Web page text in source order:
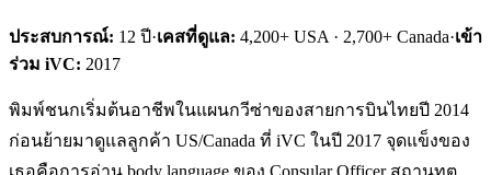
ประสบการณ์: 12 ปี·เคสที่ดูแล: 4,200+ USA · 2,700+ Canada·เข้า
ร่วม iVC: 2017
พิมพ์ชนกเริ่มต้นอาชีพในแผนกวีซ่าของสายการบินไทยปี 2014
ก่อนย้ายมาดูแลลูกค้า US/Canada ที่ iVC ในปี 2017 จุดแข็งของ
เธอคือการอ่าน body language ของ Consular Officer สถานทูต